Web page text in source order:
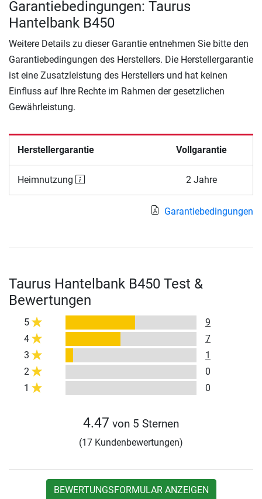
Garantiebedingungen: Taurus
Hantelbank B450
Weitere Details zu dieser Garantie entnehmen Sie bitte den
Garantiebedingungen des Herstellers. Die Herstellergarantie
ist eine Zusatzleistung des Herstellers und hat keinen
Einfluss auf Ihre Rechte im Rahmen der gesetzlichen
Gewährleistung.
Herstellergarantie Vollgarantie
Heimnutzung 2 Jahre
Garantiebedingungen
Taurus Hantelbank B450 Test &
Bewertungen
5
9
4
7
3
1
2
0
1
0
4.47 von 5 Sternen
(17 Kundenbewertungen)
BEWERTUNGSFORMULAR ANZEIGEN